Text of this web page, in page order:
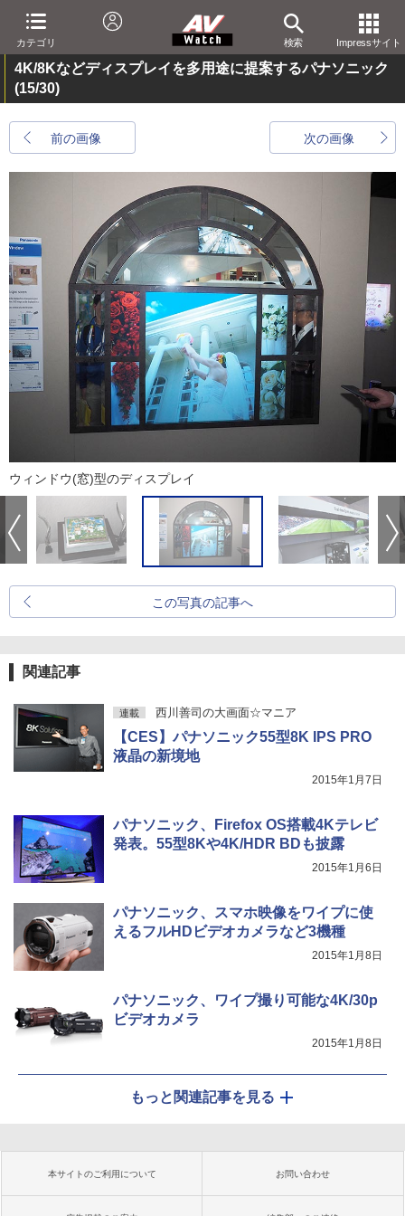
カテゴリ 検索 Impressサイト
4K/8Kなどディスプレイを多用途に提案するパナソニック
(15/30)
前の画像 次の画像
ウィンドウ(窓)型のディスプレイ
この写真の記事へ
関連記事
連載 西川善司の大画面☆マニア
【CES】パナソニック55型8K IPS PRO
液晶の新境地
2015年1月7日
パナソニック、Firefox OS搭載4Kテレビ
発表。55型8Kや4K/HDR BDも披露
2015年1月6日
パナソニック、スマホ映像をワイプに使
えるフルHDビデオカメラなど3機種
2015年1月8日
パナソニック、ワイプ撮り可能な4K/30p
ビデオカメラ
2015年1月8日
もっと関連記事を見る
本サイトのご利用について お問い合わせ